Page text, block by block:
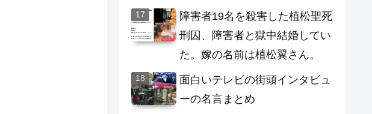
障害者19名を殺害した植松聖死
刑囚、障害者と獄中結婚してい
た。嫁の名前は植松翼さん。
面白いテレビの街頭インタビュ
ーの名言まとめ